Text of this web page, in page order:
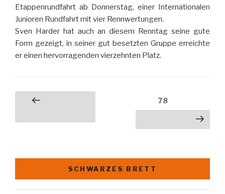
Etappenrundfahrt ab Donnerstag, einer Internationalen
Junioren Rundfahrt mit vier Rennwertungen.
Sven Harder hat auch an diesem Renntag seine gute
Form gezeigt, in seiner gut besetzten Gruppe erreichte
er einen hervorragenden vierzehnten Platz.
Beitragsnavigation
Vorherige
Seite78
Nächste Seite
SCHWARZES BRETT